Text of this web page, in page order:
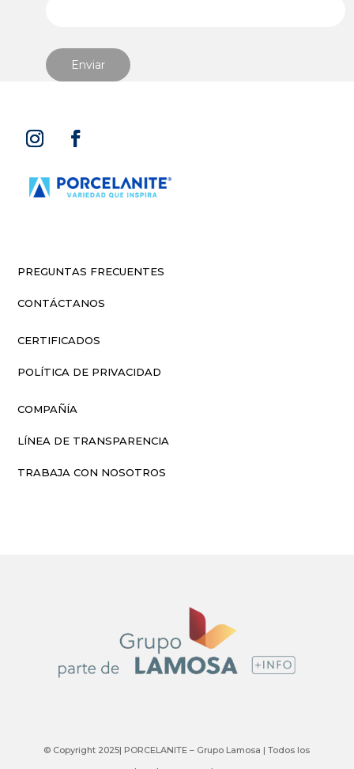
PREGUNTAS FRECUENTES
CONTÁCTANOS
CERTIFICADOS
POLÍTICA DE PRIVACIDAD
COMPAÑÍA
LÍNEA DE TRANSPARENCIA
TRABAJA CON NOSOTROS
© Copyright 2025| PORCELANITE – Grupo Lamosa | Todos los